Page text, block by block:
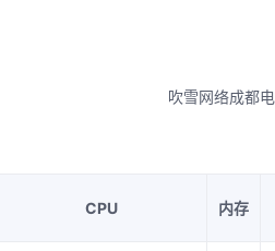
吹雪网络成都
CPU 内存